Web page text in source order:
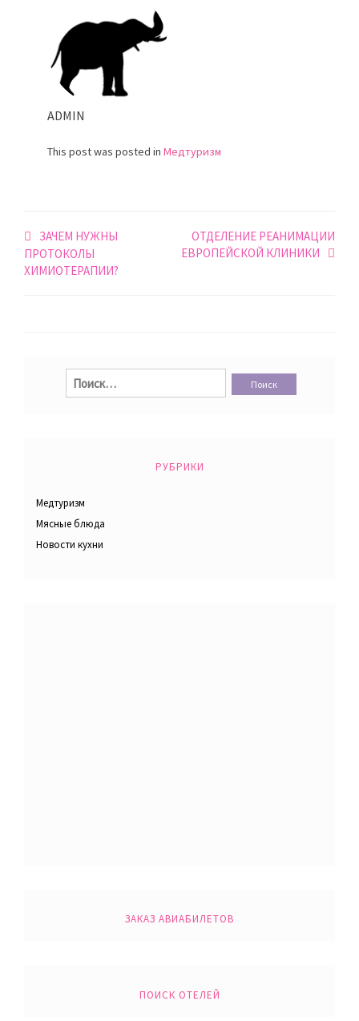
ADMIN
This post was posted in Медтуризм
Навигация
по
записям
ЗАЧЕМ НУЖНЫ
ПРОТОКОЛЫ
ХИМИОТЕРАПИИ?
ОТДЕЛЕНИЕ РЕАНИМАЦИИ
ЕВРОПЕЙСКОЙ КЛИНИКИ
Найти:
РУБРИКИ
Медтуризм
Мясные блюда
Новости кухни
ЗАКАЗ АВИАБИЛЕТОВ
ПОИСК ОТЕЛЕЙ